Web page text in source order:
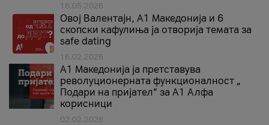
18.05.2026
Овој Валентајн, A1 Македонија и 6
скопски кафулиња ја отворија темата за
safe dating
16.02.2026
А1 Македонија ја претставува
револуционерната функционалност „
Подари на пријател“ за А1 Алфа
корисници
02.02.2026